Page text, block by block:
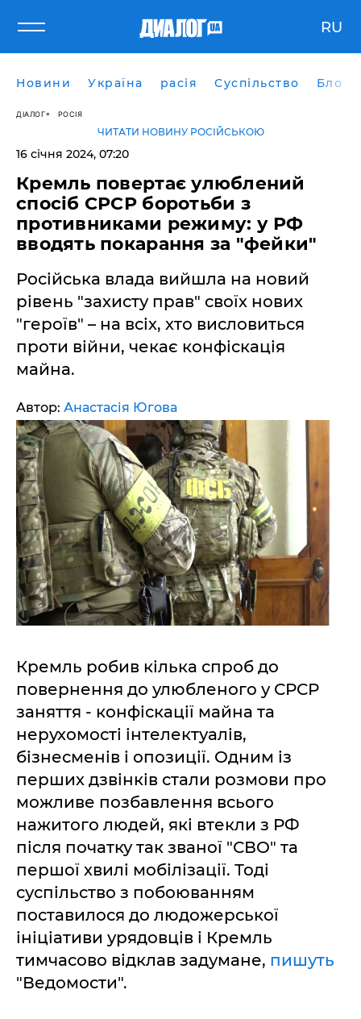
RU
Новини Україна расія Суспільство Блоги
ДІАЛОГ РОСІЯ
ЧИТАТИ НОВИНУ РОСІЙСЬКОЮ
16 січня 2024, 07:20
Кремль повертає улюблений
спосіб СРСР боротьби з
противниками режиму: у РФ
вводять покарання за "фейки"
Російська влада вийшла на новий
рівень "захисту прав" своїх нових
"героїв" – на всіх, хто висловиться
проти війни, чекає конфіскація
майна.
Автор: Анастасія Югова
Кремль робив кілька спроб до
повернення до улюбленого у СРСР
заняття - конфіскації майна та
нерухомості інтелектуалів,
бізнесменів і опозиції. Одним із
перших дзвінків стали розмови про
можливе позбавлення всього
нажитого людей, які втекли з РФ
після початку так званої "СВО" та
першої хвилі мобілізації. Тоді
суспільство з побоюванням
поставилося до людожерської
ініціативи урядовців і Кремль
тимчасово відклав задумане, пишуть
"Ведомости".